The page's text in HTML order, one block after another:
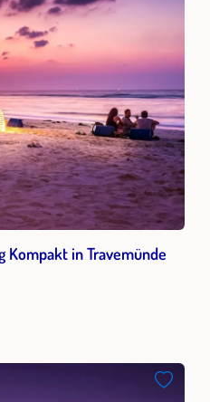
Kompakt in Travemünde